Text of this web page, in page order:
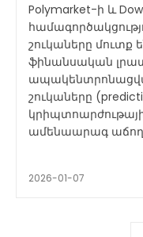
Polymarket-ի և
շուկաները մուտք
ֆինանսական լրատվություն
շուկաները
ամենաարագ
2026-01-07